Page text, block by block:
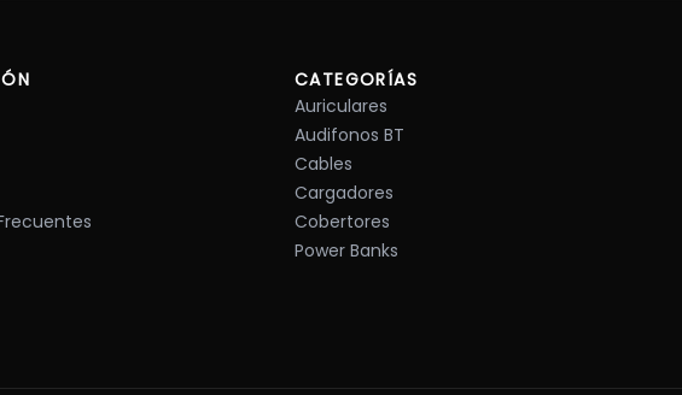
CATEGORÍAS
Auriculares
Audifonos BT
Cables
Cargadores
Cobertores
Power Banks